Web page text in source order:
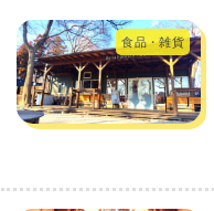
食品・雑貨